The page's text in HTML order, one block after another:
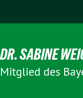
DR. SABINE
Mitglied des